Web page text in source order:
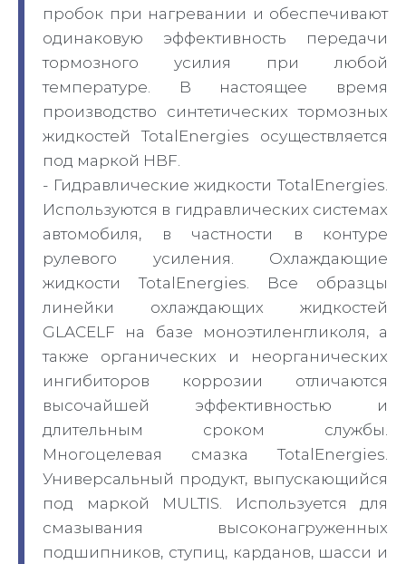
пробок при нагревании и обеспечивают
одинаковую эффективность передачи
тормозного усилия при любой
температуре. В настоящее время
производство синтетических тормозных
жидкостей TotalEnergies осуществляется
под маркой HBF.
- Гидравлические жидкости TotalEnergies.
Используются в гидравлических системах
автомобиля, в частности в контуре
рулевого усиления. Охлаждающие
жидкости TotalEnergies. Все образцы
линейки охлаждающих жидкостей
GLACELF на базе моноэтиленгликоля, а
также органических и неорганических
ингибиторов коррозии отличаются
высочайшей эффективностью и
длительным сроком службы.
Многоцелевая смазка TotalEnergies.
Универсальный продукт, выпускающийся
под маркой MULTIS. Используется для
смазывания высоконагруженных
подшипников, ступиц, карданов, шасси и